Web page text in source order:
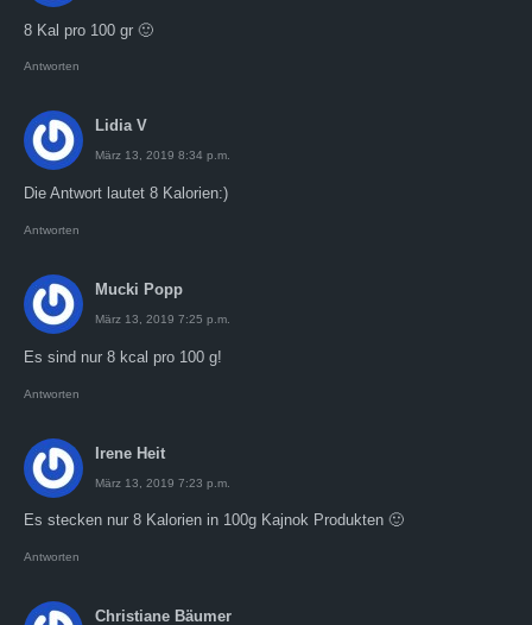
8 Kal pro 100 gr 🙂
Antworten
Lidia V
März 13, 2019 8:34 p.m.
Die Antwort lautet 8 Kalorien:)
Antworten
Mucki Popp
März 13, 2019 7:25 p.m.
Es sind nur 8 kcal pro 100 g!
Antworten
Irene Heit
März 13, 2019 7:23 p.m.
Es stecken nur 8 Kalorien in 100g Kajnok Produkten 🙂
Antworten
Christiane Bäumer